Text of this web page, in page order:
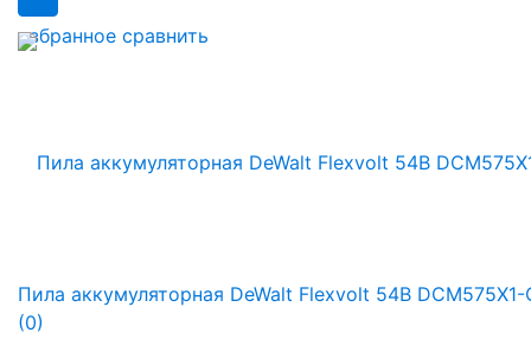
избранное сравнить
Пила аккумуляторная DeWalt Flexvolt 54B DCM575X1-
(0)